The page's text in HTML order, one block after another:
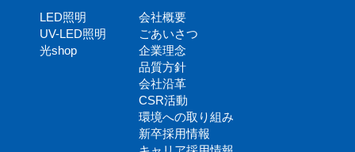
LED照明
UV-LED照明
光shop
会社概要
ごあいさつ
企業理念
品質方針
会社沿革
CSR活動
環境への取り組み
新卒採用情報